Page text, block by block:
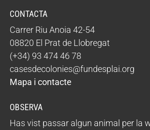
CONTACTA
Carrer Riu Anoia 42-54
08820 El Prat de Llobregat
(+34) 93 474 46 78
casesdecolonies@fundesplai.org
Mapa i contacte
OBSERVA
Has vist passar algun animal per la